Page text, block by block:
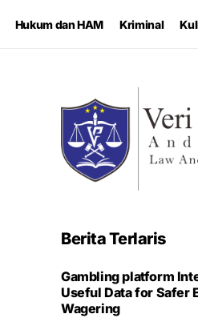
Hukum dan HAM Kriminal
Berita Terlaris
Gambling platform
Useful Data for Safer
Wagering